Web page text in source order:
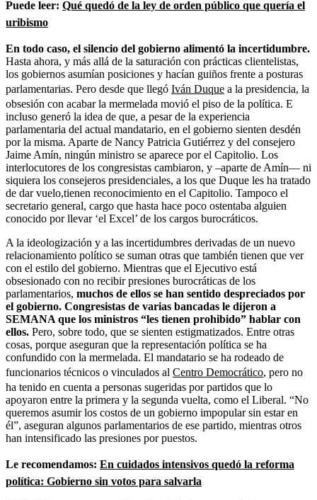
Puede leer: Qué quedó de la ley de orden público que quería el
uribismo
En todo caso, el silencio del gobierno alimentó la incertidumbre.
Hasta ahora, y más allá de la saturación con prácticas clientelistas,
los gobiernos asumían posiciones y hacían guiños frente a posturas
parlamentarias. Pero desde que llegó Iván Duque a la presidencia, la
obsesión con acabar la mermelada movió el piso de la política. E
incluso generó la idea de que, a pesar de la experiencia
parlamentaria del actual mandatario, en el gobierno sienten desdén
por la misma. Aparte de Nancy Patricia Gutiérrez y del consejero
Jaime Amín, ningún ministro se aparece por el Capitolio. Los
interlocutores de los congresistas cambiaron, y –aparte de Amín— ni
siquiera los consejeros presidenciales, a los que Duque les ha tratado
de dar vuelo,tienen reconocimiento en el Capitolio. Tampoco el
secretario general, cargo que hasta hace poco ostentaba alguien
conocido por llevar ‘el Excel’ de los cargos burocráticos.
A la ideologización y a las incertidumbres derivadas de un nuevo
relacionamiento político se suman otras que también tienen que ver
con el estilo del gobierno. Mientras que el Ejecutivo está
obsesionado con no recibir presiones burocráticas de los
parlamentarios, muchos de ellos se han sentido despreciados por
el gobierno. Congresistas de varias bancadas le dijeron a
SEMANA que los ministros “les tienen prohibido” hablar con
ellos. Pero, sobre todo, que se sienten estigmatizados. Entre otras
cosas, porque aseguran que la representación política se ha
confundido con la mermelada. El mandatario se ha rodeado de
funcionarios técnicos o vinculados al Centro Democrático, pero no
ha tenido en cuenta a personas sugeridas por partidos que lo
apoyaron entre la primera y la segunda vuelta, como el Liberal. “No
queremos asumir los costos de un gobierno impopular sin estar en
él”, aseguran algunos parlamentarios de ese partido, mientras otros
han intensificado las presiones por puestos.
Le recomendamos: En cuidados intensivos quedó la reforma
política: Gobierno sin votos para salvarla